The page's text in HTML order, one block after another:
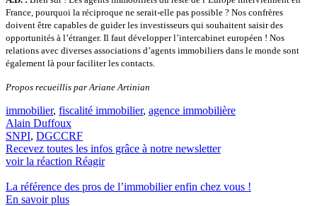
France, pourquoi la réciproque ne serait-elle pas possible ? Nos confrères
doivent être capables de guider les investisseurs qui souhaitent saisir des
opportunités à l’étranger. Il faut développer l’intercabinet européen ! Nos
relations avec diverses associations d’agents immobiliers dans le monde sont
également là pour faciliter les contacts.
Propos recueillis par Ariane Artinian
immobilier, fiscalité immobilier, agence immobilière
Alain Duffoux
SNPI, DGCCRF
Recevez toutes les infos grâce à notre newsletter
voir la réaction Réagir
La référence des pros de l’immobilierenfin chez vous !
En savoir plus